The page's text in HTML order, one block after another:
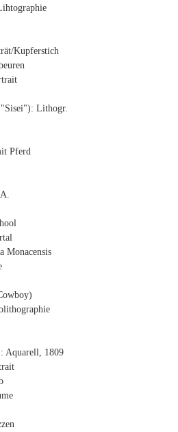
Kupferstich
Lithogr.
Pferd
Monacensis
Aquarell, 1809